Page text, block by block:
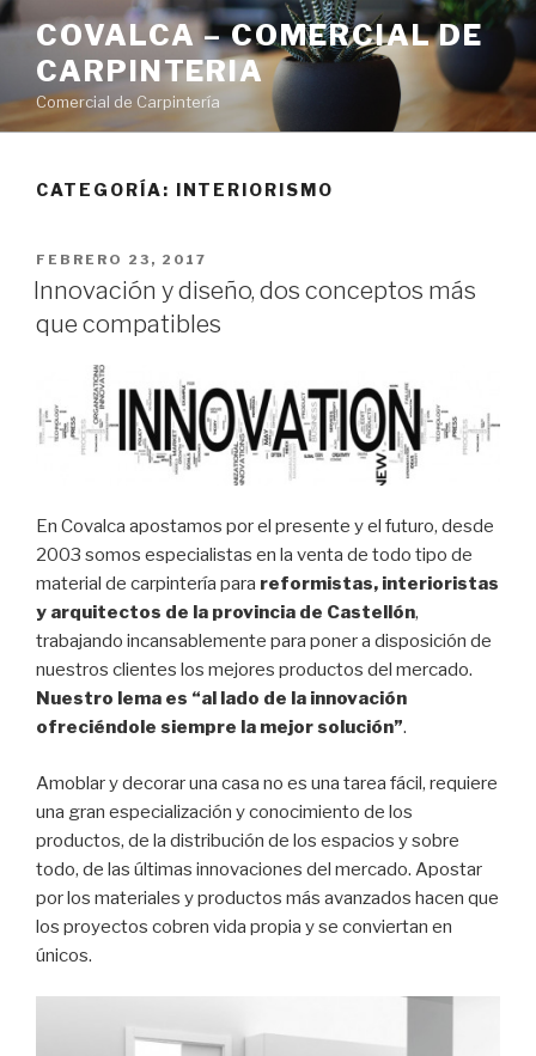
Saltar
contenido
COVALCA – COMERCIAL DE
CARPINTERIA
Comercial de Carpintería
CATEGORÍA: INTERIORISMO
PUBLICADO
EL
FEBRERO 23, 2017
Innovación y diseño, dos conceptos más
que compatibles
En Covalca apostamos por el presente y el futuro, desde
2003 somos especialistas en la venta de todo tipo de
material de carpintería para reformistas, interioristas
y arquitectos de la provincia de Castellón,
trabajando incansablemente para poner a disposición de
nuestros clientes los mejores productos del mercado.
Nuestro lema es “al lado de la innovación
ofreciéndole siempre la mejor solución”.
Amoblar y decorar una casa no es una tarea fácil, requiere
una gran especialización y conocimiento de los
productos, de la distribución de los espacios y sobre
todo, de las últimas innovaciones del mercado. Apostar
por los materiales y productos más avanzados hacen que
los proyectos cobren vida propia y se conviertan en
únicos.